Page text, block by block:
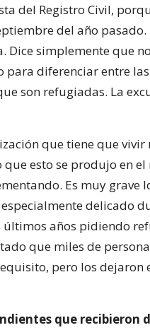
del Registro Civil,
del año pasado.
Dice simplemente que
para diferenciar entre las
son refugiadas. La
que tiene que vivir
esto se produjo en el
Es muy grave
delicado
últimos años pidiendo
que miles de
pero los dejaron
que recibieron